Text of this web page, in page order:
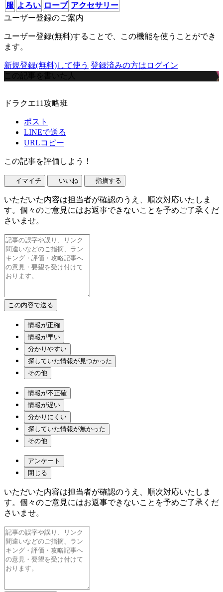
服 よろい ローブ アクセサリー
ユーザー登録のご案内
ユーザー登録(無料)することで、この機能を使うことができ
ます。
新規登録(無料)して使う 登録済みの方はログイン
この記事を書いた人
ドラクエ11攻略班
ポスト
LINEで送る
URLコピー
この記事を評価しよう！
イマイチ いいね 指摘する
いただいた内容は担当者が確認のうえ、順次対応いたしま
す。個々のご意見にはお返事できないことを予めご了承くだ
さいませ。
情報が正確
情報が早い
分かりやすい
探していた情報が見つかった
その他
情報が不正確
情報が遅い
分かりにくい
探していた情報が無かった
その他
アンケート
閉じる
いただいた内容は担当者が確認のうえ、順次対応いたしま
す。個々のご意見にはお返事できないことを予めご了承くだ
さいませ。